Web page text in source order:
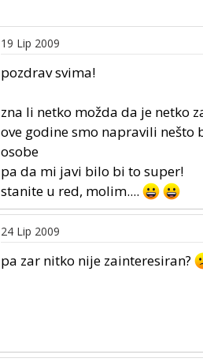
19 Lip 2009
pozdrav svima!
zna li netko možda da je netko
ove godine smo napravili nešto
osobe
pa da mi javi bilo bi to super!
stanite u red, molim....
24 Lip 2009
pa zar nitko nije zainteresiran?